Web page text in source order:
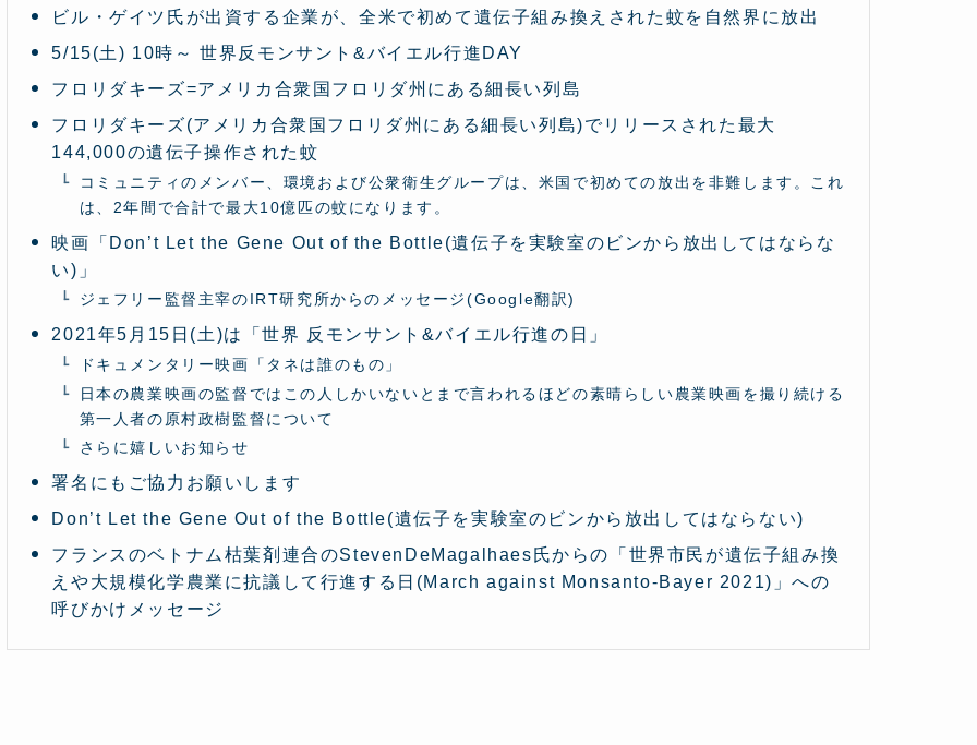
ビル・ゲイツ氏が出資する企業が、全米で初めて遺伝子組み換えされた蚊を自然界に放出
5/15(土) 10時～ 世界反モンサント&バイエル行進DAY
フロリダキーズ=アメリカ合衆国フロリダ州にある細長い列島
フロリダキーズ(アメリカ合衆国フロリダ州にある細長い列島)でリリースされた最大
144,000の遺伝子操作された蚊
コミュニティのメンバー、環境および公衆衛生グループは、米国で初めての放出を非難します。これ
は、2年間で合計で最大10億匹の蚊になります。
映画「Don’t Let the Gene Out of the Bottle(遺伝子を実験室のビンから放出してはならな
い)」
ジェフリー監督主宰のIRT研究所からのメッセージ(Google翻訳)
2021年5月15日(土)は「世界 反モンサント&バイエル行進の日」
ドキュメンタリー映画「タネは誰のもの」
日本の農業映画の監督ではこの人しかいないとまで言われるほどの素晴らしい農業映画を撮り続ける
第一人者の原村政樹監督について
さらに嬉しいお知らせ
署名にもご協力お願いします
Don’t Let the Gene Out of the Bottle(遺伝子を実験室のビンから放出してはならない)
フランスのベトナム枯葉剤連合のStevenDeMagalhaes氏からの「世界市民が遺伝子組み換
えや大規模化学農業に抗議して行進する日(March against Monsanto-Bayer 2021)」への
呼びかけメッセージ